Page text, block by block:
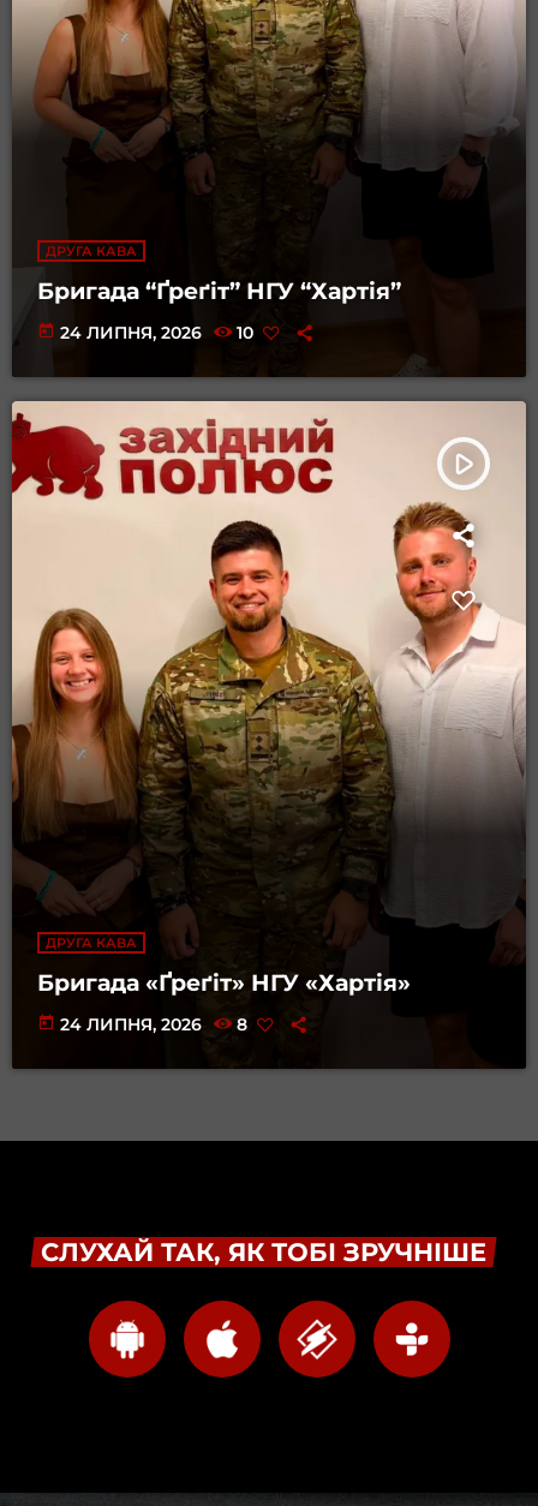
ДРУГА КАВА
Бригада “Ґреґіт” НГУ “Хартія”
today 24 ЛИПНЯ, 2026 10
play_arrow
ДРУГА КАВА
Бригада «Ґреґіт» НГУ «Хартія»
today 24 ЛИПНЯ, 2026 8
СЛУХАЙ ТАК, ЯК ТОБІ ЗРУЧНІШЕ